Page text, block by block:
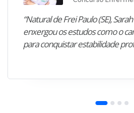
“Natural de Frei Paulo (SE),
enxergou os estudos como o
para conquistar estabilidade